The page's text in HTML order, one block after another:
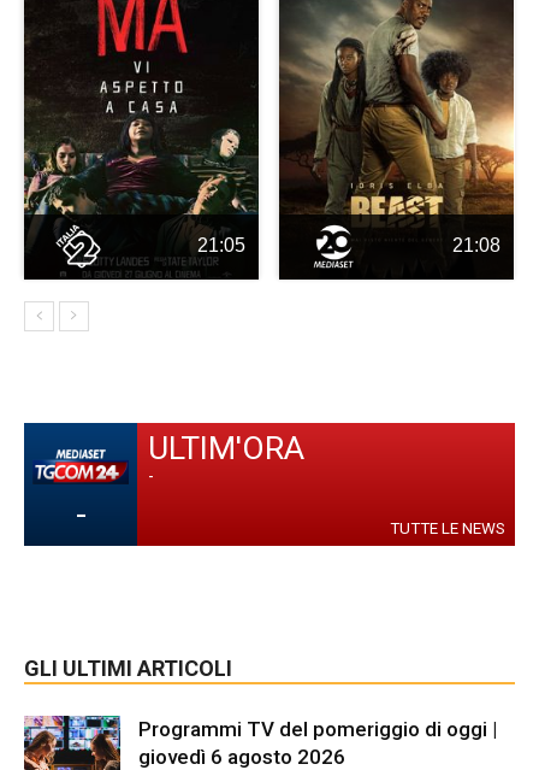
21:05 21:08
-
ULTIM'ORA
-
TUTTE LE NEWS
GLI ULTIMI ARTICOLI
Programmi TV del pomeriggio di oggi |
giovedì 6 agosto 2026